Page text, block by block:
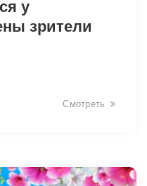
у
зрители
Смотреть